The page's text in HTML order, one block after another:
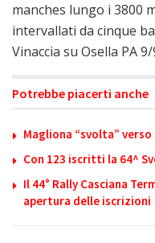
manches lungo i 3800
intervallati da cinque
Vinaccia su Osella PA
Potrebbe piacerti anche
Magliona “svolta” verso
Con 123 iscritti la 64^
Il 44° Rally Casciana
apertura delle iscrizioni